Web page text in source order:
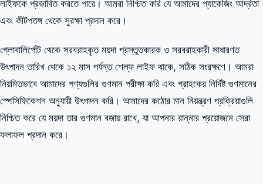
লাইফকে প্রভাবিত করতে পারে। আমরা নিশ্চিত করি যে আমাদের প্যাকেজিং আর্দ্রতা
এবং কীটপতঙ্গ থেকে সুরক্ষা প্রদান করে।
গ্লোবালির্পোট থেকে সরবরাহকৃত ময়দা প্রস্তুতকারক ও সরবরাহকারী সাধারণত
উৎপাদন তারিখ থেকে ১২ মাস পর্যন্ত শেল্ফ লাইফ থাকে, সঠিক সংরক্ষণে। আমরা
নিয়মিতভাবে আমাদের পণ্যগুলির গুণমান পরীক্ষা করি এবং গ্রাহকের নির্দিষ্ট গুণমানের
স্পেসিফিকেশন অনুযায়ী উৎপাদন করি। আমাদের কঠোর মান নিয়ন্ত্রণ প্রক্রিয়াগুলি
নিশ্চিত করে যে ময়দা তার গুণমান বজায় রাখে, যা আপনার রান্নার প্রয়োজনে সেরা
ফলাফল প্রদান করে।